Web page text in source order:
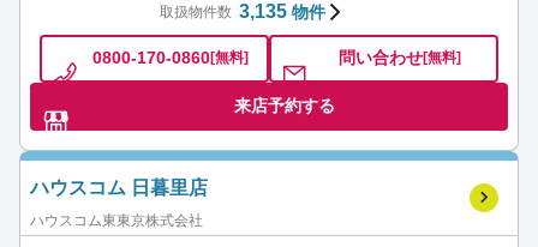
取扱物件数 3,135 物件
0800-170-0860[無料] 問い合わせ[無料]
来店予約する
ハウスコム 日暮里店
ハウスコム東東京株式会社